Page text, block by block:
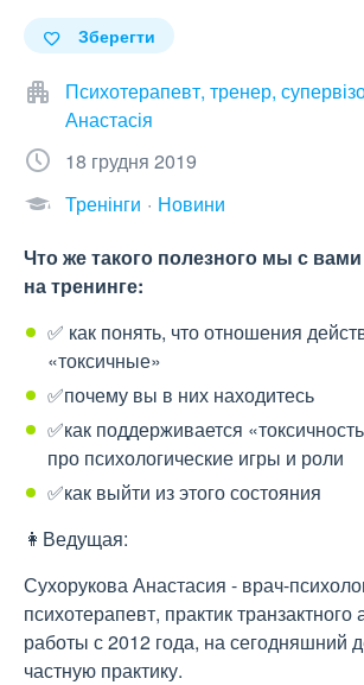
Зберегти
Психотерапевт, тренер,
Анастасія
18 грудня 2019
Тренінги
Новини
Что же такого полезного мы с
на тренинге:
✅ как понять, что отношения
«токсичные»
✅почему вы в них находитесь
✅как поддерживается
про психологические игры и роли
✅как выйти из этого состояния
👩Ведущая:
Сухорукова Анастасия - врач-
психотерапевт, практик
работы с 2012 года, на сегодняшний
частную практику.